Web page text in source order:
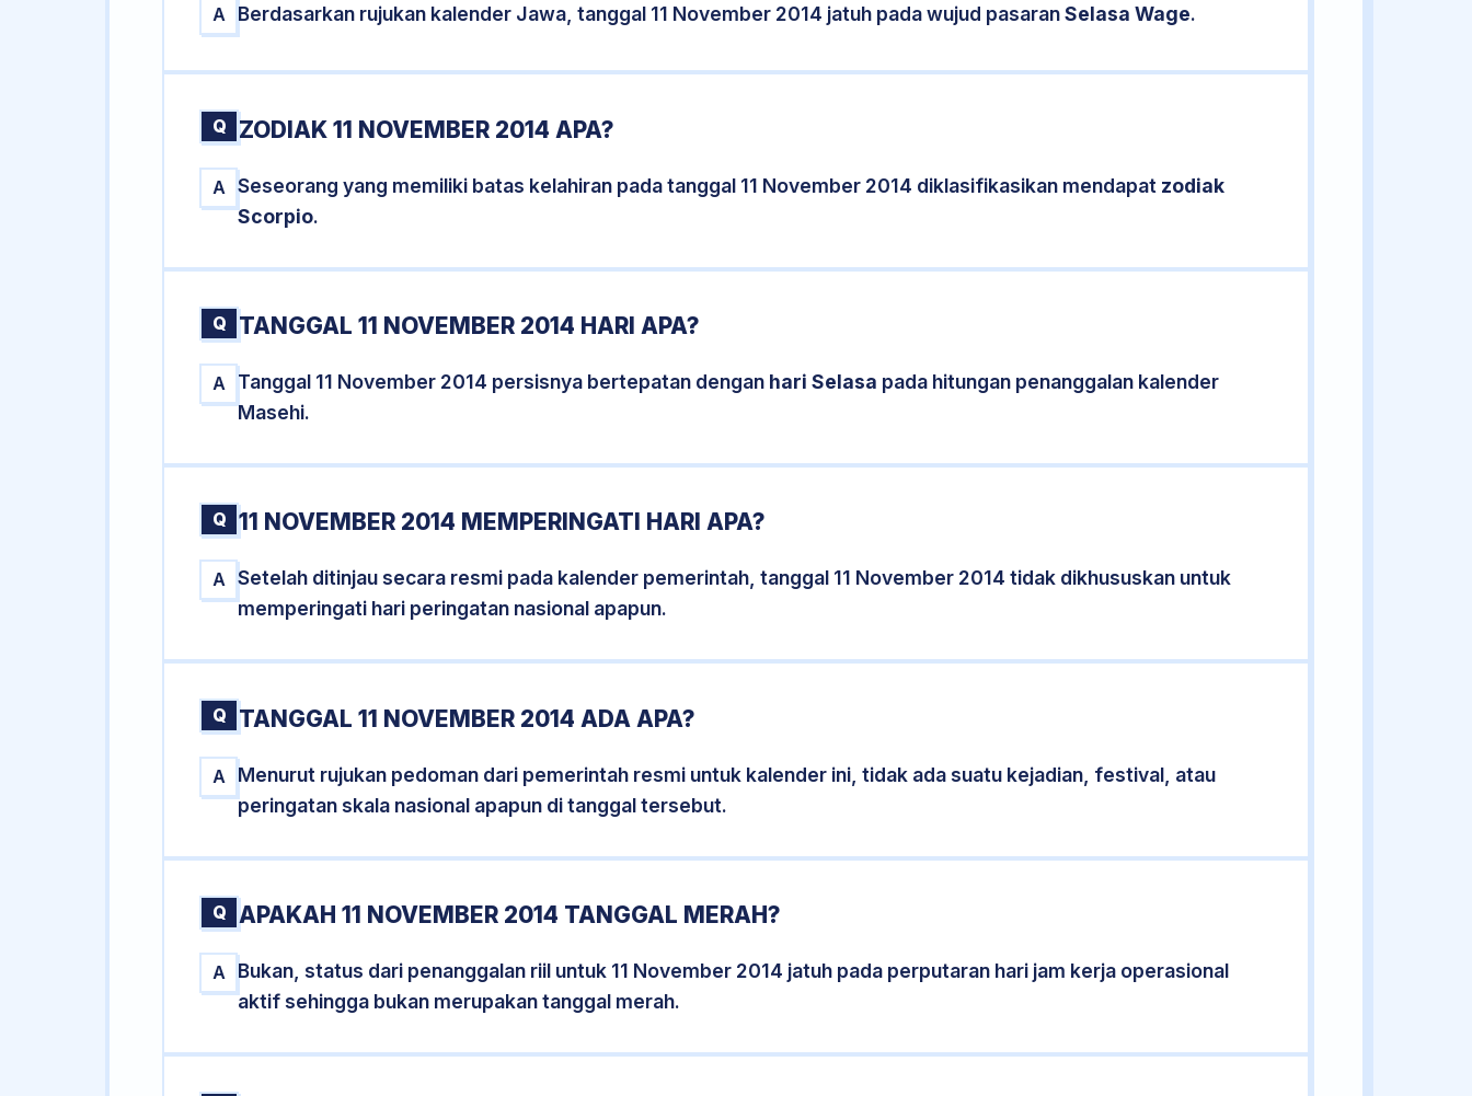
A Berdasarkan rujukan kalender Jawa, tanggal 11 November 2014 jatuh pada wujud pasaranSelasa Wage.
Q ZODIAK 11 NOVEMBER 2014 APA?
A Seseorang yang memiliki batas kelahiran pada tanggal 11 November 2014 diklasifikasikan mendapat zodiak
Scorpio.
Q TANGGAL 11 NOVEMBER 2014 HARI APA?
A Tanggal 11 November 2014 persisnya bertepatan dengan hari Selasa pada hitungan penanggalan kalender
Masehi.
Q 11 NOVEMBER 2014 MEMPERINGATI HARI APA?
A Setelah ditinjau secara resmi pada kalender pemerintah, tanggal 11 November 2014 tidak dikhususkan untuk
memperingati hari peringatan nasional apapun.
Q TANGGAL 11 NOVEMBER 2014 ADA APA?
A
Menurut rujukan pedoman dari pemerintah resmi untuk kalender ini, tidak ada suatu kejadian, festival, atau
peringatan skala nasional apapun di tanggal tersebut.
Q APAKAH 11 NOVEMBER 2014 TANGGAL MERAH?
A
Bukan, status dari penanggalan riil untuk 11 November 2014 jatuh pada perputaran hari jam kerja operasional
aktif sehingga bukan merupakan tanggal merah.